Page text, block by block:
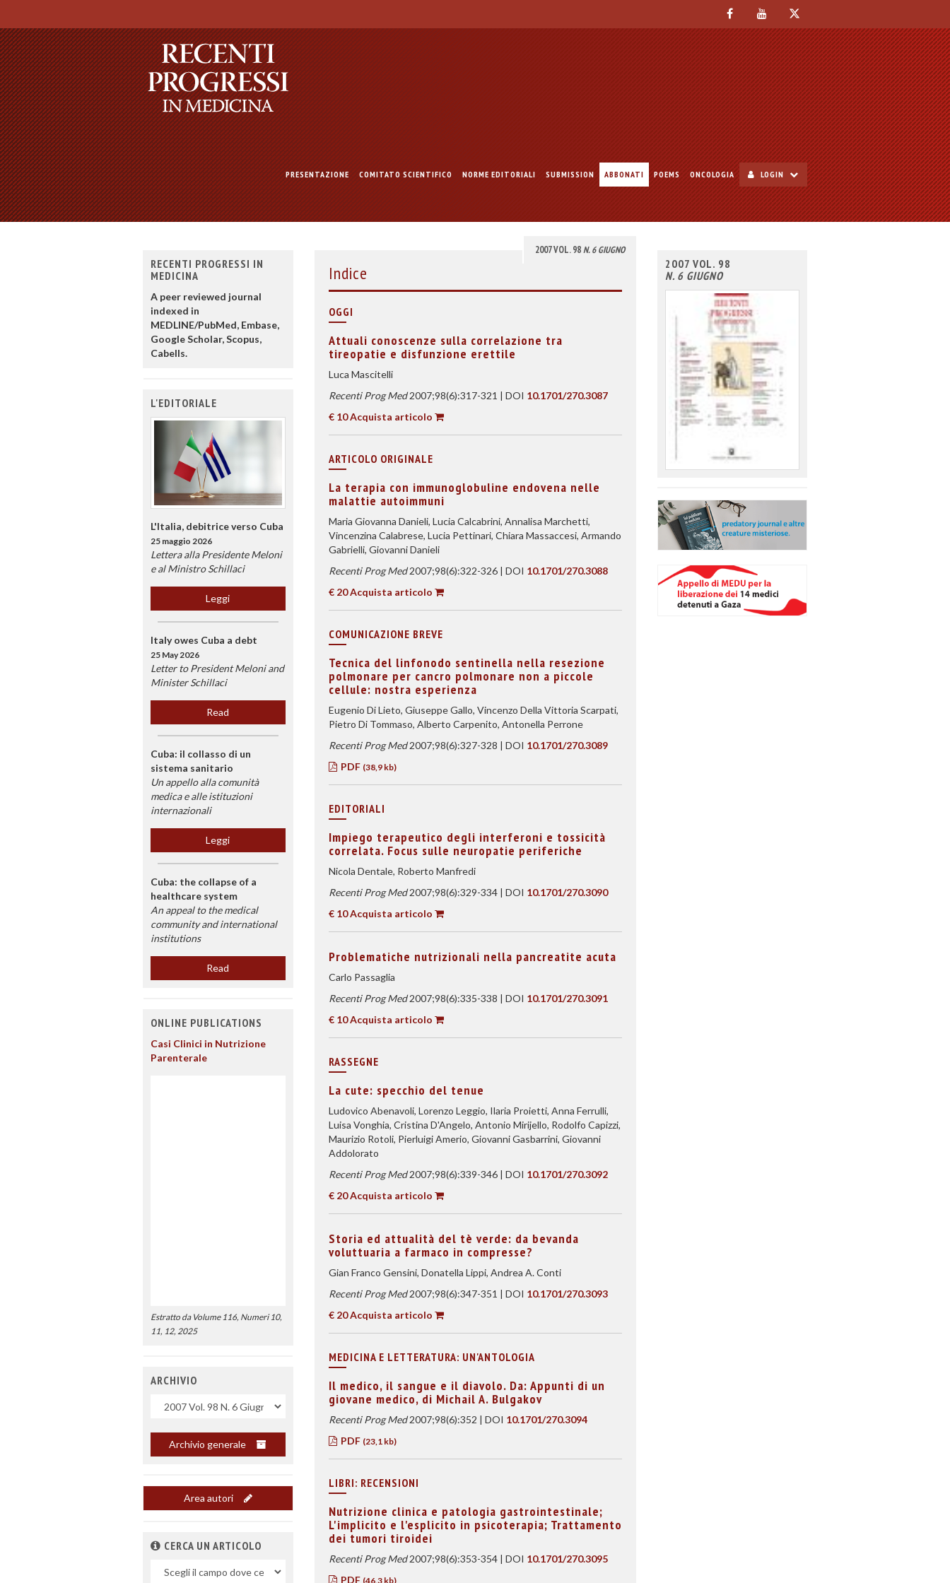
PRESENTAZIONE COMITATO SCIENTIFICO NORME EDITORIALI SUBMISSION ABBONATI POEMS ONCOLOGIA LOGIN
2007 VOL. 98N. 6 GIUGNO
Indice
OGGI
Attuali conoscenze sulla correlazione tra
tireopatie e disfunzione erettile
Luca Mascitelli
Recenti Prog Med2007;98(6):317-321 | DOI 10.1701/270.3087
€ 10 Acquista articolo
ARTICOLO ORIGINALE
La terapia con immunoglobuline endovena nelle
malattie autoimmuni
Maria Giovanna Danieli, Lucia Calcabrini, Annalisa Marchetti,
Vincenzina Calabrese, Lucia Pettinari, Chiara Massaccesi, Armando
Gabrielli, Giovanni Danieli
Recenti Prog Med2007;98(6):322-326 | DOI 10.1701/270.3088
€ 20 Acquista articolo
COMUNICAZIONE BREVE
Tecnica del linfonodo sentinella nella resezione
polmonare per cancro polmonare non a piccole
cellule: nostra esperienza
Eugenio Di Lieto, Giuseppe Gallo, Vincenzo Della Vittoria Scarpati,
Pietro Di Tommaso, Alberto Carpenito, Antonella Perrone
Recenti Prog Med2007;98(6):327-328 | DOI 10.1701/270.3089
PDF (38,9 kb)
EDITORIALI
Impiego terapeutico degli interferoni e tossicità
correlata. Focus sulle neuropatie periferiche
Nicola Dentale, Roberto Manfredi
Recenti Prog Med2007;98(6):329-334 | DOI 10.1701/270.3090
€ 10 Acquista articolo
Problematiche nutrizionali nella pancreatite acuta
Carlo Passaglia
Recenti Prog Med2007;98(6):335-338 | DOI 10.1701/270.3091
€ 10 Acquista articolo
RASSEGNE
La cute: specchio del tenue
Ludovico Abenavoli, Lorenzo Leggio, Ilaria Proietti, Anna Ferrulli,
Luisa Vonghia, Cristina D'Angelo, Antonio Mirijello, Rodolfo Capizzi,
Maurizio Rotoli, Pierluigi Amerio, Giovanni Gasbarrini, Giovanni
Addolorato
Recenti Prog Med2007;98(6):339-346 | DOI 10.1701/270.3092
€ 20 Acquista articolo
Storia ed attualità del tè verde: da bevanda
voluttuaria a farmaco in compresse?
Gian Franco Gensini, Donatella Lippi, Andrea A. Conti
Recenti Prog Med2007;98(6):347-351 | DOI 10.1701/270.3093
€ 20 Acquista articolo
MEDICINA E LETTERATURA: UN'ANTOLOGIA
Il medico, il sangue e il diavolo. Da: Appunti di un
giovane medico, di Michail A. Bulgakov
Recenti Prog Med2007;98(6):352 | DOI 10.1701/270.3094
PDF (23,1 kb)
LIBRI: RECENSIONI
Nutrizione clinica e patologia gastrointestinale;
L'implicito e l'esplicito in psicoterapia; Trattamento
dei tumori tiroidei
Recenti Prog Med2007;98(6):353-354 | DOI 10.1701/270.3095
PDF (46,3 kb)
RECENTI PROGRESSI IN
MEDICINA
A peer reviewed journal
indexed in
MEDLINE/PubMed, Embase,
Google Scholar, Scopus,
Cabells.
L'EDITORIALE
L'Italia, debitrice verso Cuba
25 maggio 2026
Lettera alla Presidente Meloni
e al Ministro Schillaci
Leggi
Italy owes Cuba a debt
25 May 2026
Letter to President Meloni and
Minister Schillaci
Read
Cuba: il collasso di un
sistema sanitario
Un appello alla comunità
medica e alle istituzioni
internazionali
Leggi
Cuba: the collapse of a
healthcare system
An appeal to the medical
community and international
institutions
Read
ONLINE PUBLICATIONS
Casi Clinici in Nutrizione
Parenterale
Estratto da Volume 116, Numeri 10,
11, 12, 2025
ARCHIVIO
Uscite
Archivio generale
Area autori
CERCA UN ARTICOLO
Nel
2007 VOL. 98
N. 6 GIUGNO